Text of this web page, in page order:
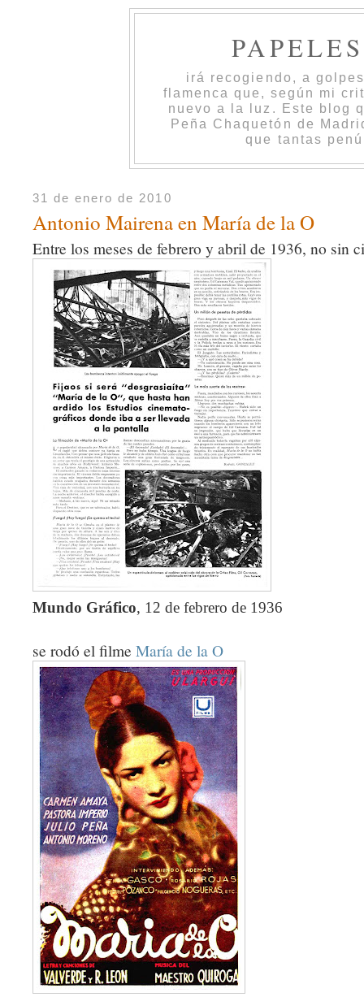
irá recogiendo, a
flamenca que, según mi
nuevo a la luz. Este blog
Peña Chaquetón de
que tantas
31 de enero de 2010
Antonio Mairena en María de la O
Entre los meses de febrero y abril de 1936, no sin
Mundo Gráfico, 12 de febrero de 1936
se rodó el filme María de la O